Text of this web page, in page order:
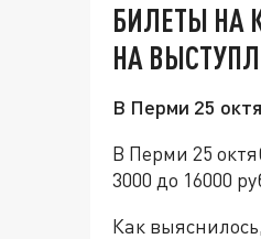
БИЛЕТЫ НА
НА
В Перми 25
В Перми 25
3000 до 16000
Как